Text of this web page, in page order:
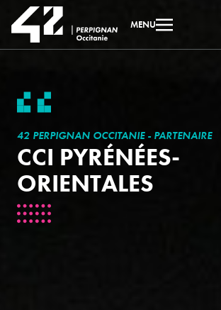
MENU
42 PERPIGNAN OCCITANIE - PARTENAIRE
CCI PYRÉNÉES-
ORIENTALES